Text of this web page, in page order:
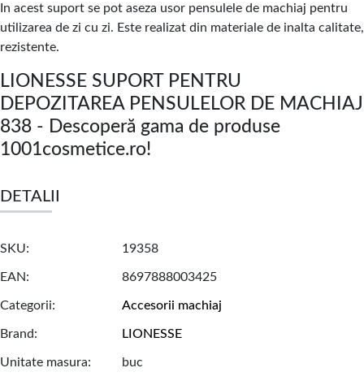
In acest suport se pot aseza usor pensulele de machiaj pentru
utilizarea de zi cu zi. Este realizat din materiale de inalta calitate,
rezistente.
LIONESSE SUPORT PENTRU
DEPOZITAREA PENSULELOR DE MACHIAJ
838 - Descoperă gama de produse
1001cosmetice.ro!
DETALII
SKU 19358
EAN 8697888003425
Categorii Accesorii machiaj
Brand LIONESSE
Unitate masura buc